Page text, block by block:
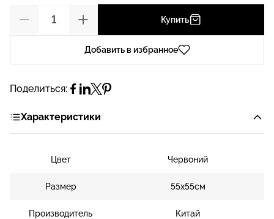
Купить
Добавить в избранное
Поделиться:
Характеристики
Цвет Червоний
Размер 55х55см
Производитель Китай